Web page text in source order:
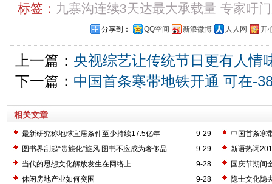
标签： 九寨沟连续3天达最大承载量 专家吁
分享到： QQ空间 新浪微博 人人网 开
上一篇： 央视综艺让传统节日更有人情
下一篇： 中国首条寒带地铁开通 可在-
相关文章
9-29
最新研究称地球宜居条件至少持续17.5亿年
中国首条寒
9-29
图书界刮起“贵族化”旋风 图书不应成为奢侈品
新语热词
9-28
当代的思想文化解放发生在网络上
国庆节期间
9-28
休闲房地产业如何突围
隐士文化隐